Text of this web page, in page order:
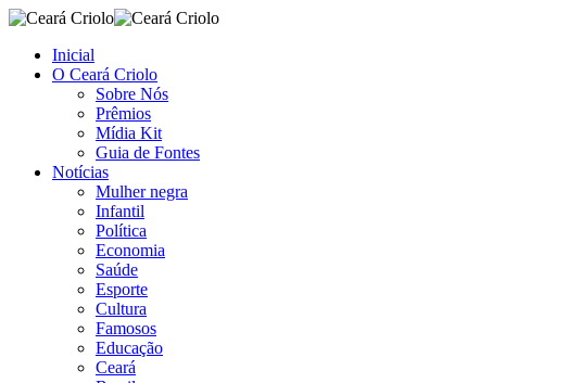
Inicial
O Ceará Criolo
Sobre Nós
Prêmios
Mídia Kit
Guia de Fontes
Notícias
Mulher negra
Infantil
Política
Economia
Saúde
Esporte
Cultura
Famosos
Educação
Ceará